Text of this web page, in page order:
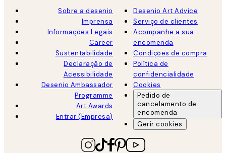
Sobre a desenio
Imprensa
Informações Legais
Career
Sustentabilidade
Declaração de
Acessibilidade
Desenio Ambassador
Programme
Art Awards
Entrar (Empresa)
Desenio Art Advice
Serviço de clientes
Acompanhe a sua
encomenda
Condições de compra
Política de
confidencialidade
Cookies
Pedido de
cancelamento de
encomenda
Gerir cookies